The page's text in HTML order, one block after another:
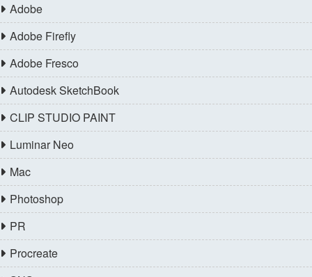
Adobe
Adobe Firefly
Adobe Fresco
Autodesk SketchBook
CLIP STUDIO PAINT
Luminar Neo
Mac
Photoshop
PR
Procreate